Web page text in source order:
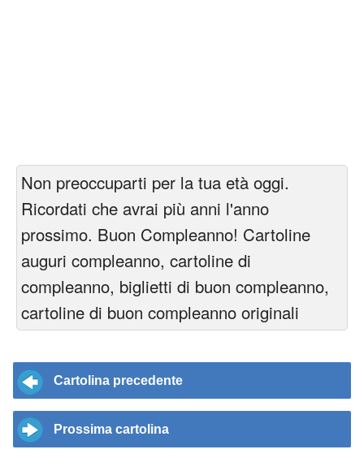
Non preoccuparti per la tua età oggi.
Ricordati che avrai più anni l'anno
prossimo. Buon Compleanno! Cartoline
auguri compleanno, cartoline di
compleanno, biglietti di buon compleanno,
cartoline di buon compleanno originali
Cartolina precedente
Prossima cartolina